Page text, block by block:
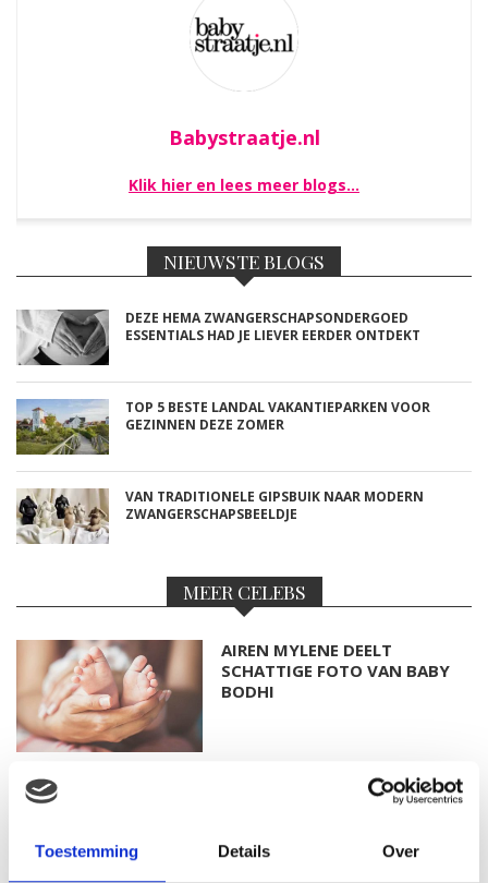
Toestemming Details Over
Babystraatje.nl
Klik hier en lees meer blogs…
NIEUWSTE BLOGS
DEZE HEMA ZWANGERSCHAPSONDERGOED
ESSENTIALS HAD JE LIEVER EERDER ONTDEKT
TOP 5 BESTE LANDAL VAKANTIEPARKEN VOOR
GEZINNEN DEZE ZOMER
VAN TRADITIONELE GIPSBUIK NAAR MODERN
ZWANGERSCHAPSBEELDJE
MEER CELEBS
AIREN MYLENE DEELT
SCHATTIGE FOTO VAN BABY
BODHI
FOTO: SAAR KONINGSBERGER